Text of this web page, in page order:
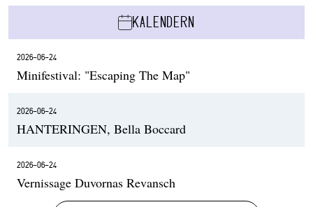
KALENDERN
2026-06-24
Minifestival: "Escaping The Map"
2026-06-24
HANTERINGEN, Bella Boccard
2026-06-24
Vernissage Duvornas Revansch